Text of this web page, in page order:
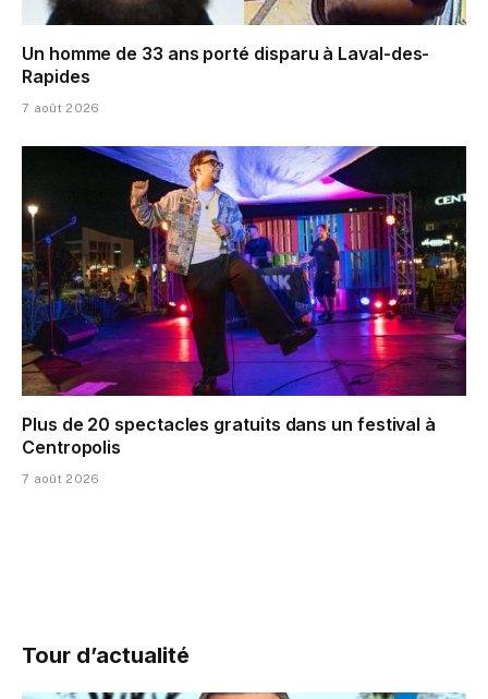
Un homme de 33 ans porté disparu à Laval-des-
Rapides
7 août 2026
Plus de 20 spectacles gratuits dans un festival à
Centropolis
7 août 2026
Tour d’actualité